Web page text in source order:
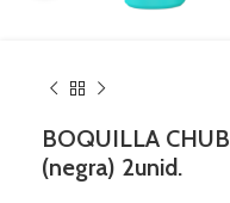
BOQUILLA
(negra) 2unid.